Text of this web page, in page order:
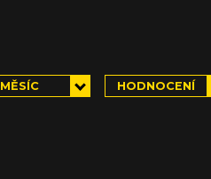
MĚSÍC HODNOCENÍ